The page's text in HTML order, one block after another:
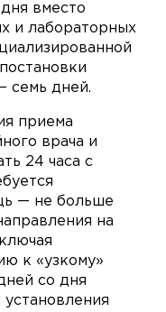
вместо
и лабораторных
семь дней.
приема
врача и
24 часа с
— не больше
на
к «узкому»
со дня
установления